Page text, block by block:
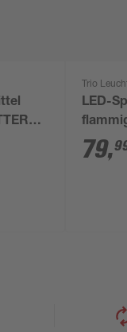
350
Trio
LED-
8,7 cm
79,